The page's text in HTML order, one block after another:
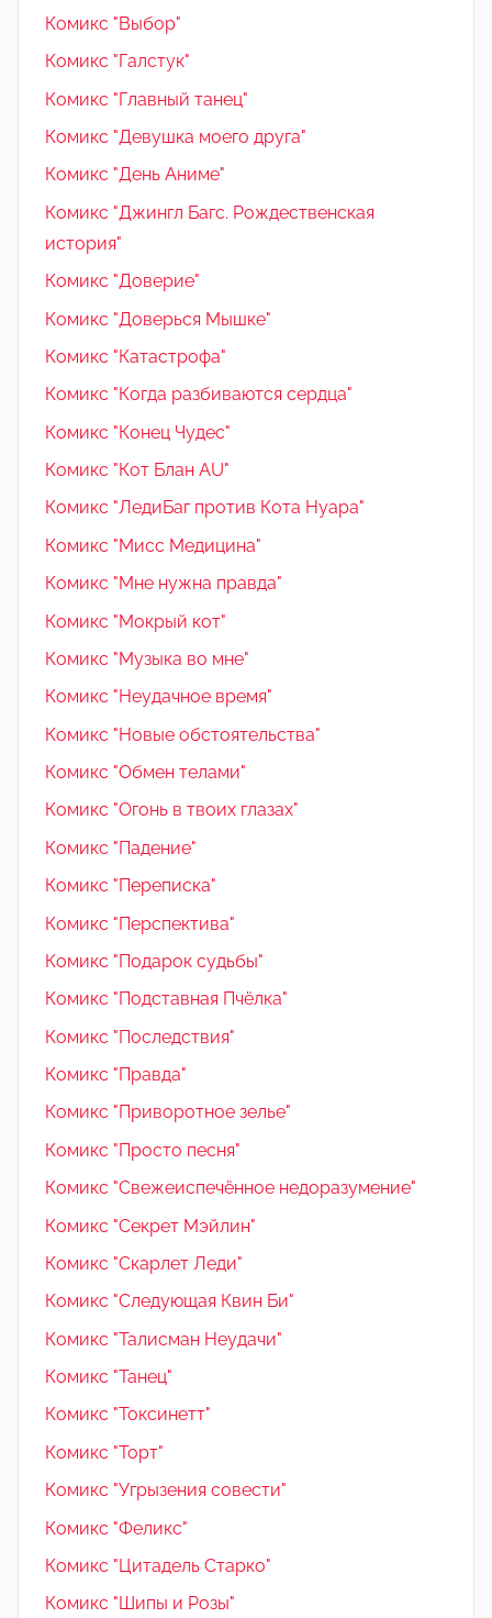
Комикс "Выбор"
Комикс "Галстук"
Комикс "Главный танец"
Комикс "Девушка моего друга"
Комикс "День Аниме"
Комикс "Джингл Багс. Рождественская
история"
Комикс "Доверие"
Комикс "Доверься Мышке"
Комикс "Катастрофа"
Комикс "Когда разбиваются сердца"
Комикс "Конец Чудес"
Комикс "Кот Блан AU"
Комикс "ЛедиБаг против Кота Нуара"
Комикс "Мисс Медицина"
Комикс "Мне нужна правда"
Комикс "Мокрый кот"
Комикс "Музыка во мне"
Комикс "Неудачное время"
Комикс "Новые обстоятельства"
Комикс "Обмен телами"
Комикс "Огонь в твоих глазах"
Комикс "Падение"
Комикс "Переписка"
Комикс "Перспектива"
Комикс "Подарок судьбы"
Комикс "Подставная Пчёлка"
Комикс "Последствия"
Комикс "Правда"
Комикс "Приворотное зелье"
Комикс "Просто песня"
Комикс "Свежеиспечённое недоразумение"
Комикс "Секрет Мэйлин"
Комикс "Скарлет Леди"
Комикс "Следующая Квин Би"
Комикс "Талисман Неудачи"
Комикс "Танец"
Комикс "Токсинетт"
Комикс "Торт"
Комикс "Угрызения совести"
Комикс "Феликс"
Комикс "Цитадель Старко"
Комикс "Шипы и Розы"